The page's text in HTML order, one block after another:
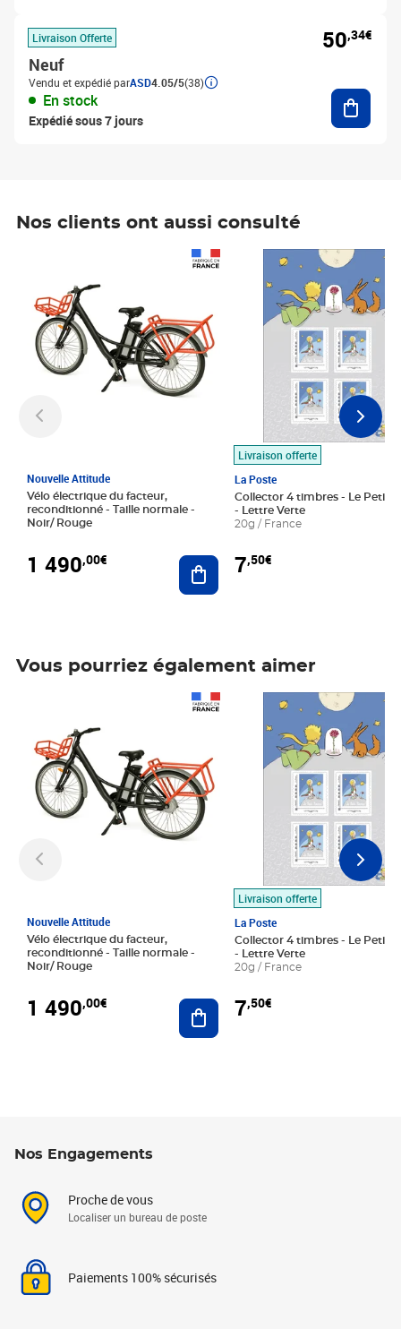
Livraison Offerte
Neuf
Vendu et expédié parASD4.05/5(38)
En stock
Expédié sous 7 jours
50,34€
Nos clients ont aussi consulté
Nouvelle Attitude
Vélo électrique du facteur,
reconditionné - Taille normale -
Noir/ Rouge
1 490,00€ Ajouter au panier
Livraison offerte
La Poste
Collector 4 timbres - Le Petit
- Lettre Verte
20g / France
7,50€
Prix 7,50€
Vous pourriez également aimer
Nouvelle Attitude
Vélo électrique du facteur,
reconditionné - Taille normale -
Noir/ Rouge
1 490,00€ Ajouter au panier
Livraison offerte
La Poste
Collector 4 timbres - Le Petit
- Lettre Verte
20g / France
7,50€
Prix 7,50€
Nos Engagements
Proche de vous
Localiser un bureau de poste
Paiements 100% sécurisés